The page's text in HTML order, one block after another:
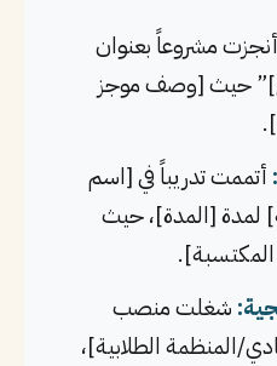
أنجزت مشروعاً بعنوان
حيث [وصف موجز
أتممت تدريباً في [اسم
لمدة [المدة]، حيث
شغلت منصب
المنظمة الطلابية]،